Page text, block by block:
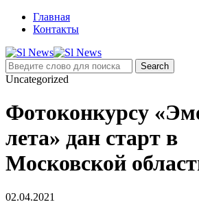
Главная
Контакты
Uncategorized
Фотоконкурсу
лета» дан старт в
Московской
02.04.2021